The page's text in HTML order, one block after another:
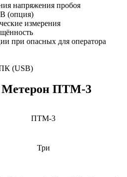
напряжения пробоя
(опция)
измерения
при опасных для оператора
(USB)
Метерон ПТМ-3
ПТМ-3
Три